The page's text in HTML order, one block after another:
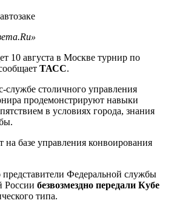
10 августа в Москве турнир по
ТАСС.
службе столичного управления
продемонстрируют навыки
в условиях города, знания
на базе управления конвоирования
представители Федеральной службы
России безвозмездно передали Кубе
типа.